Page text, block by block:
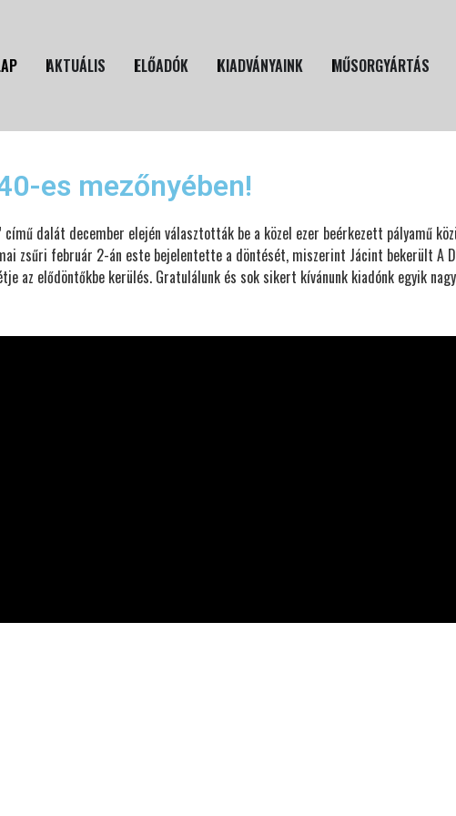
AKTUÁLIS ELŐADÓK KIADVÁNYAINK MŰSORGYÁRTÁS
es mezőnyében!
dalát december elején választották be a közel ezer beérkezett pályamű
zsűri február 2-án este bejelentette a döntését, miszerint Jácint bekerült A
az elődöntőkbe kerülés. Gratulálunk és sok sikert kívánunk kiadónk egyik